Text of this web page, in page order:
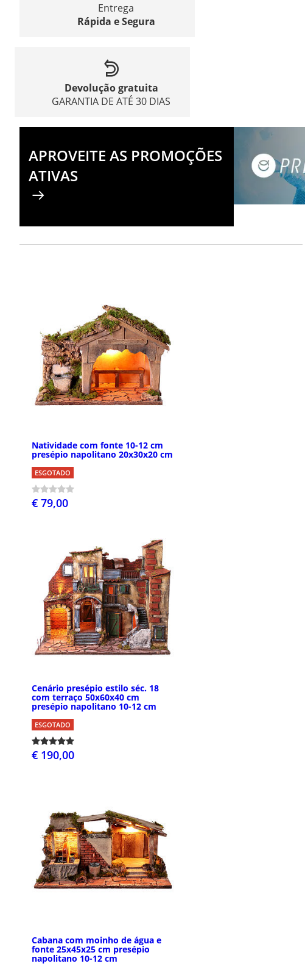
Entrega
Rápida e Segura
Devolução gratuita
GARANTIA DE ATÉ 30 DIAS
APROVEITE AS PROMOÇÕES
ATIVAS
Natividade com fonte 10-12 cm
presépio napolitano 20x30x20 cm
ESGOTADO
€ 79,00
Cenário presépio estilo séc. 18
com terraço 50x60x40 cm
presépio napolitano 10-12 cm
ESGOTADO
€ 190,00
Cabana com moinho de água e
fonte 25x45x25 cm presépio
napolitano 10-12 cm